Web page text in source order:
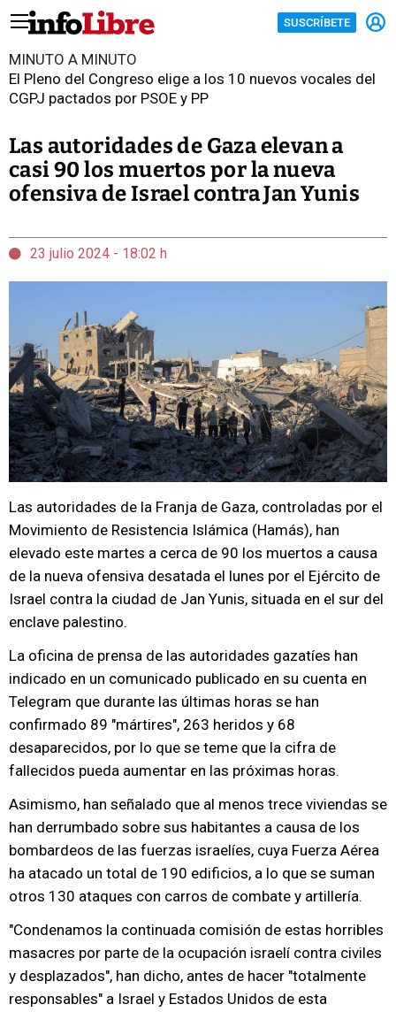
SUSCRÍBETE
MINUTO A MINUTO
El Pleno del Congreso elige a los 10 nuevos vocales del
CGPJ pactados por PSOE y PP
Las autoridades de Gaza elevan a
casi 90 los muertos por la nueva
ofensiva de Israel contra Jan Yunis
23 julio 2024 - 18:02 h
Las autoridades de la Franja de Gaza, controladas por el
Movimiento de Resistencia Islámica (Hamás), han
elevado este martes a cerca de 90 los muertos a causa
de la nueva ofensiva desatada el lunes por el Ejército de
Israel contra la ciudad de Jan Yunis, situada en el sur del
enclave palestino.
La oficina de prensa de las autoridades gazatíes han
indicado en un comunicado publicado en su cuenta en
Telegram que durante las últimas horas se han
confirmado 89 "mártires", 263 heridos y 68
desaparecidos, por lo que se teme que la cifra de
fallecidos pueda aumentar en las próximas horas.
Asimismo, han señalado que al menos trece viviendas se
han derrumbado sobre sus habitantes a causa de los
bombardeos de las fuerzas israelíes, cuya Fuerza Aérea
ha atacado un total de 190 edificios, a lo que se suman
otros 130 ataques con carros de combate y artillería.
"Condenamos la continuada comisión de estas horribles
masacres por parte de la ocupación israelí contra civiles
y desplazados", han dicho, antes de hacer "totalmente
responsables" a Israel y Estados Unidos de esta